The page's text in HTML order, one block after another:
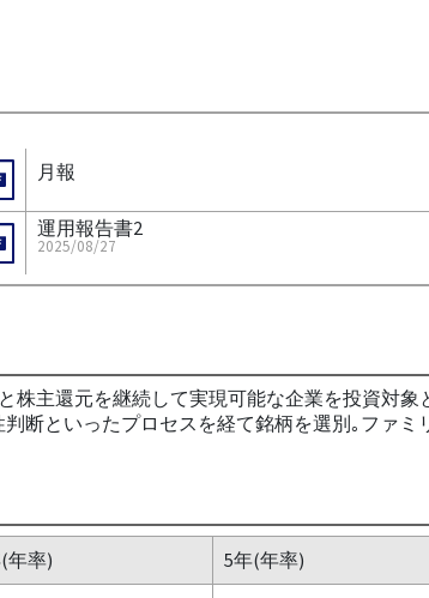
月報
運用報告書2
2025/08/27
主還元を継続して実現可能な企業を投資対
断といったプロセスを経て銘柄を選別｡ファミ
年率) 5年(年率)